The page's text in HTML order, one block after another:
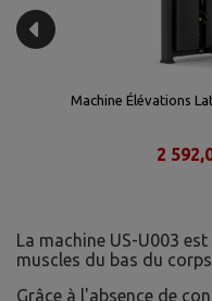
Machine Élévations
2
La machine US-U003
muscles du bas du
Grâce à l'absence de